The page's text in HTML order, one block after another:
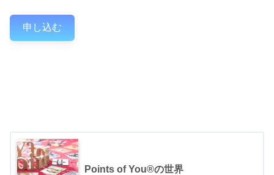
申し込む
Points of You®の世界